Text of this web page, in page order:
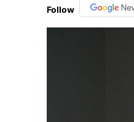
Follow